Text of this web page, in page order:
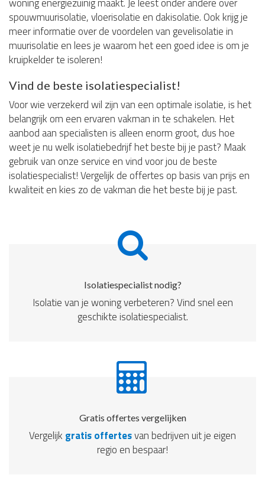
spouwmuurisolatie, vloerisolatie en dakisolatie. Ook krijg je
meer informatie over de voordelen van gevelisolatie in
muurisolatie en lees je waarom het een goed idee is om je
kruipkelder te isoleren!
Vind de beste isolatiespecialist!
Voor wie verzekerd wil zijn van een optimale isolatie, is het
belangrijk om een ervaren vakman in te schakelen. Het
aanbod aan specialisten is alleen enorm groot, dus hoe
weet je nu welk isolatiebedrijf het beste bij je past? Maak
gebruik van onze service en vind voor jou de beste
isolatiespecialist! Vergelijk de offertes op basis van prijs en
kwaliteit en kies zo de vakman die het beste bij je past.
Isolatiespecialist nodig?
Isolatie van je woning verbeteren? Vind snel een
geschikte isolatiespecialist.
Gratis offertes vergelijken
Vergelijk gratis offertesvan bedrijven uit je eigen
regio en bespaar!